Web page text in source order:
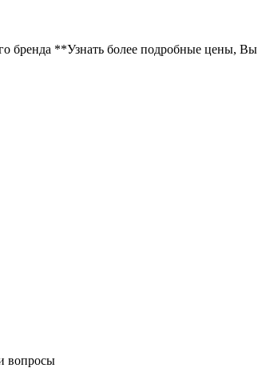
бренда **Узнать более подробные цены,
вопросы